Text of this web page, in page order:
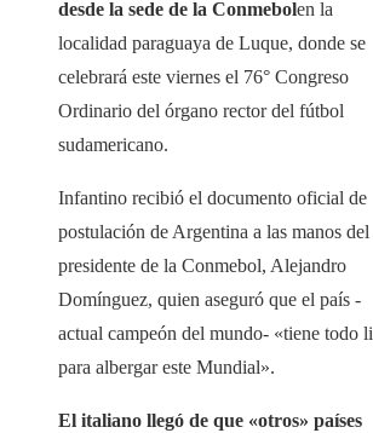
desde la sede de la Conmebolen la
localidad paraguaya de Luque, donde se
celebrará este viernes el 76° Congreso
Ordinario del órgano rector del fútbol
sudamericano.
Infantino recibió el documento oficial de
postulación de Argentina a las manos del
presidente de la Conmebol, Alejandro
Domínguez, quien aseguró que el país -
actual campeón del mundo- «tiene todo
para albergar este Mundial».
El italiano llegó de que «otros» países